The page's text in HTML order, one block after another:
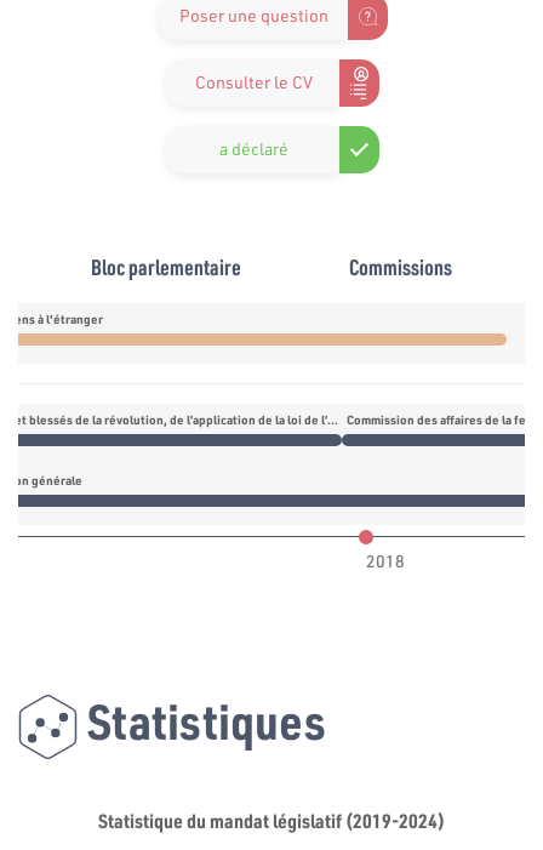
Poser une question
Consulter le CV
a déclaré
Bloc parlementaire Commissions
à l'étranger
Commission des martyrs et blessés de la révolution, de l’application de la loi de l’amnistie générale et de la justice transitionnelle
générale
2018
Statistiques
Statistique du mandat législatif (2019-2024)